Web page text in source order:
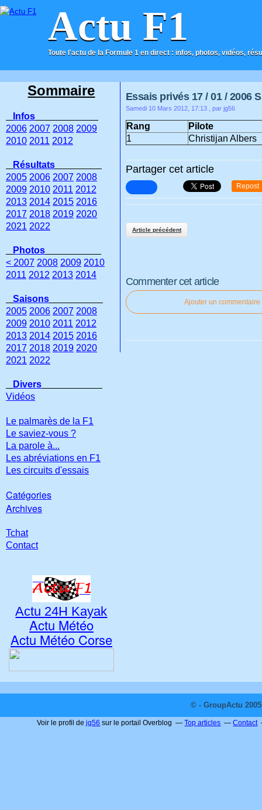
Actu F1
Toute l'actu de la Formule 1 en direct : infos, photos, vidéos,
ACCUEIL CONTACT
Essais privés 17 / 01 / 2006
Samedi 10 Mars 2012, 17:13 , par jg56
Rang
Pilote
1
Christijan Albers
Partager cet article
Repost
Article précédent
Commenter cet article
Ajouter un commentaire
Sommaire
Infos
2006 2007 2008 2009
2010 2011 2012
Résultats
2005 2006 2007 2008
2009 2010 2011 2012
2013 2014 2015 2016
2017 2018 2019 2020
2021 2022
Photos
< 2007 2008 2009 2010
2011 2012 2013 2014
Saisons
2005 2006 2007 2008
2009 2010 2011 2012
2013 2014 2015 2016
2017 2018 2019 2020
2021 2022
Divers
Vidéos
Le palmarès de la F1
Le saviez-vous ?
La parole à...
Les abréviations en F1
Les circuits d'essais
Catégories
Archives
Tchat
Contact
Actu 24H Kayak
Actu Météo
Actu Météo Corse
© - GroupActu
Voir le profil dejg56 sur le portail Overblog Top articles Contact